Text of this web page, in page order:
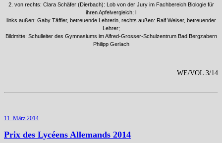
2. von rechts: Clara Schäfer (Dierbach): Lob von der Jury im Fachbereich Biologie für
ihren Apfelvergleich; l
links außen: Gaby Täffler, betreuende Lehrerin, rechts außen: Ralf Weiser, betreuender
Lehrer;
Bildmitte: Schulleiter des Gymnasiums im Alfred-Grosser-Schulzentrum Bad Bergzabern
Philipp Gerlach
WE/VOL 3/14
11. März 2014
Prix des Lycéens Allemands 2014